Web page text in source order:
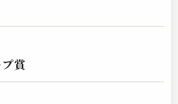
神崎詫証文
賞